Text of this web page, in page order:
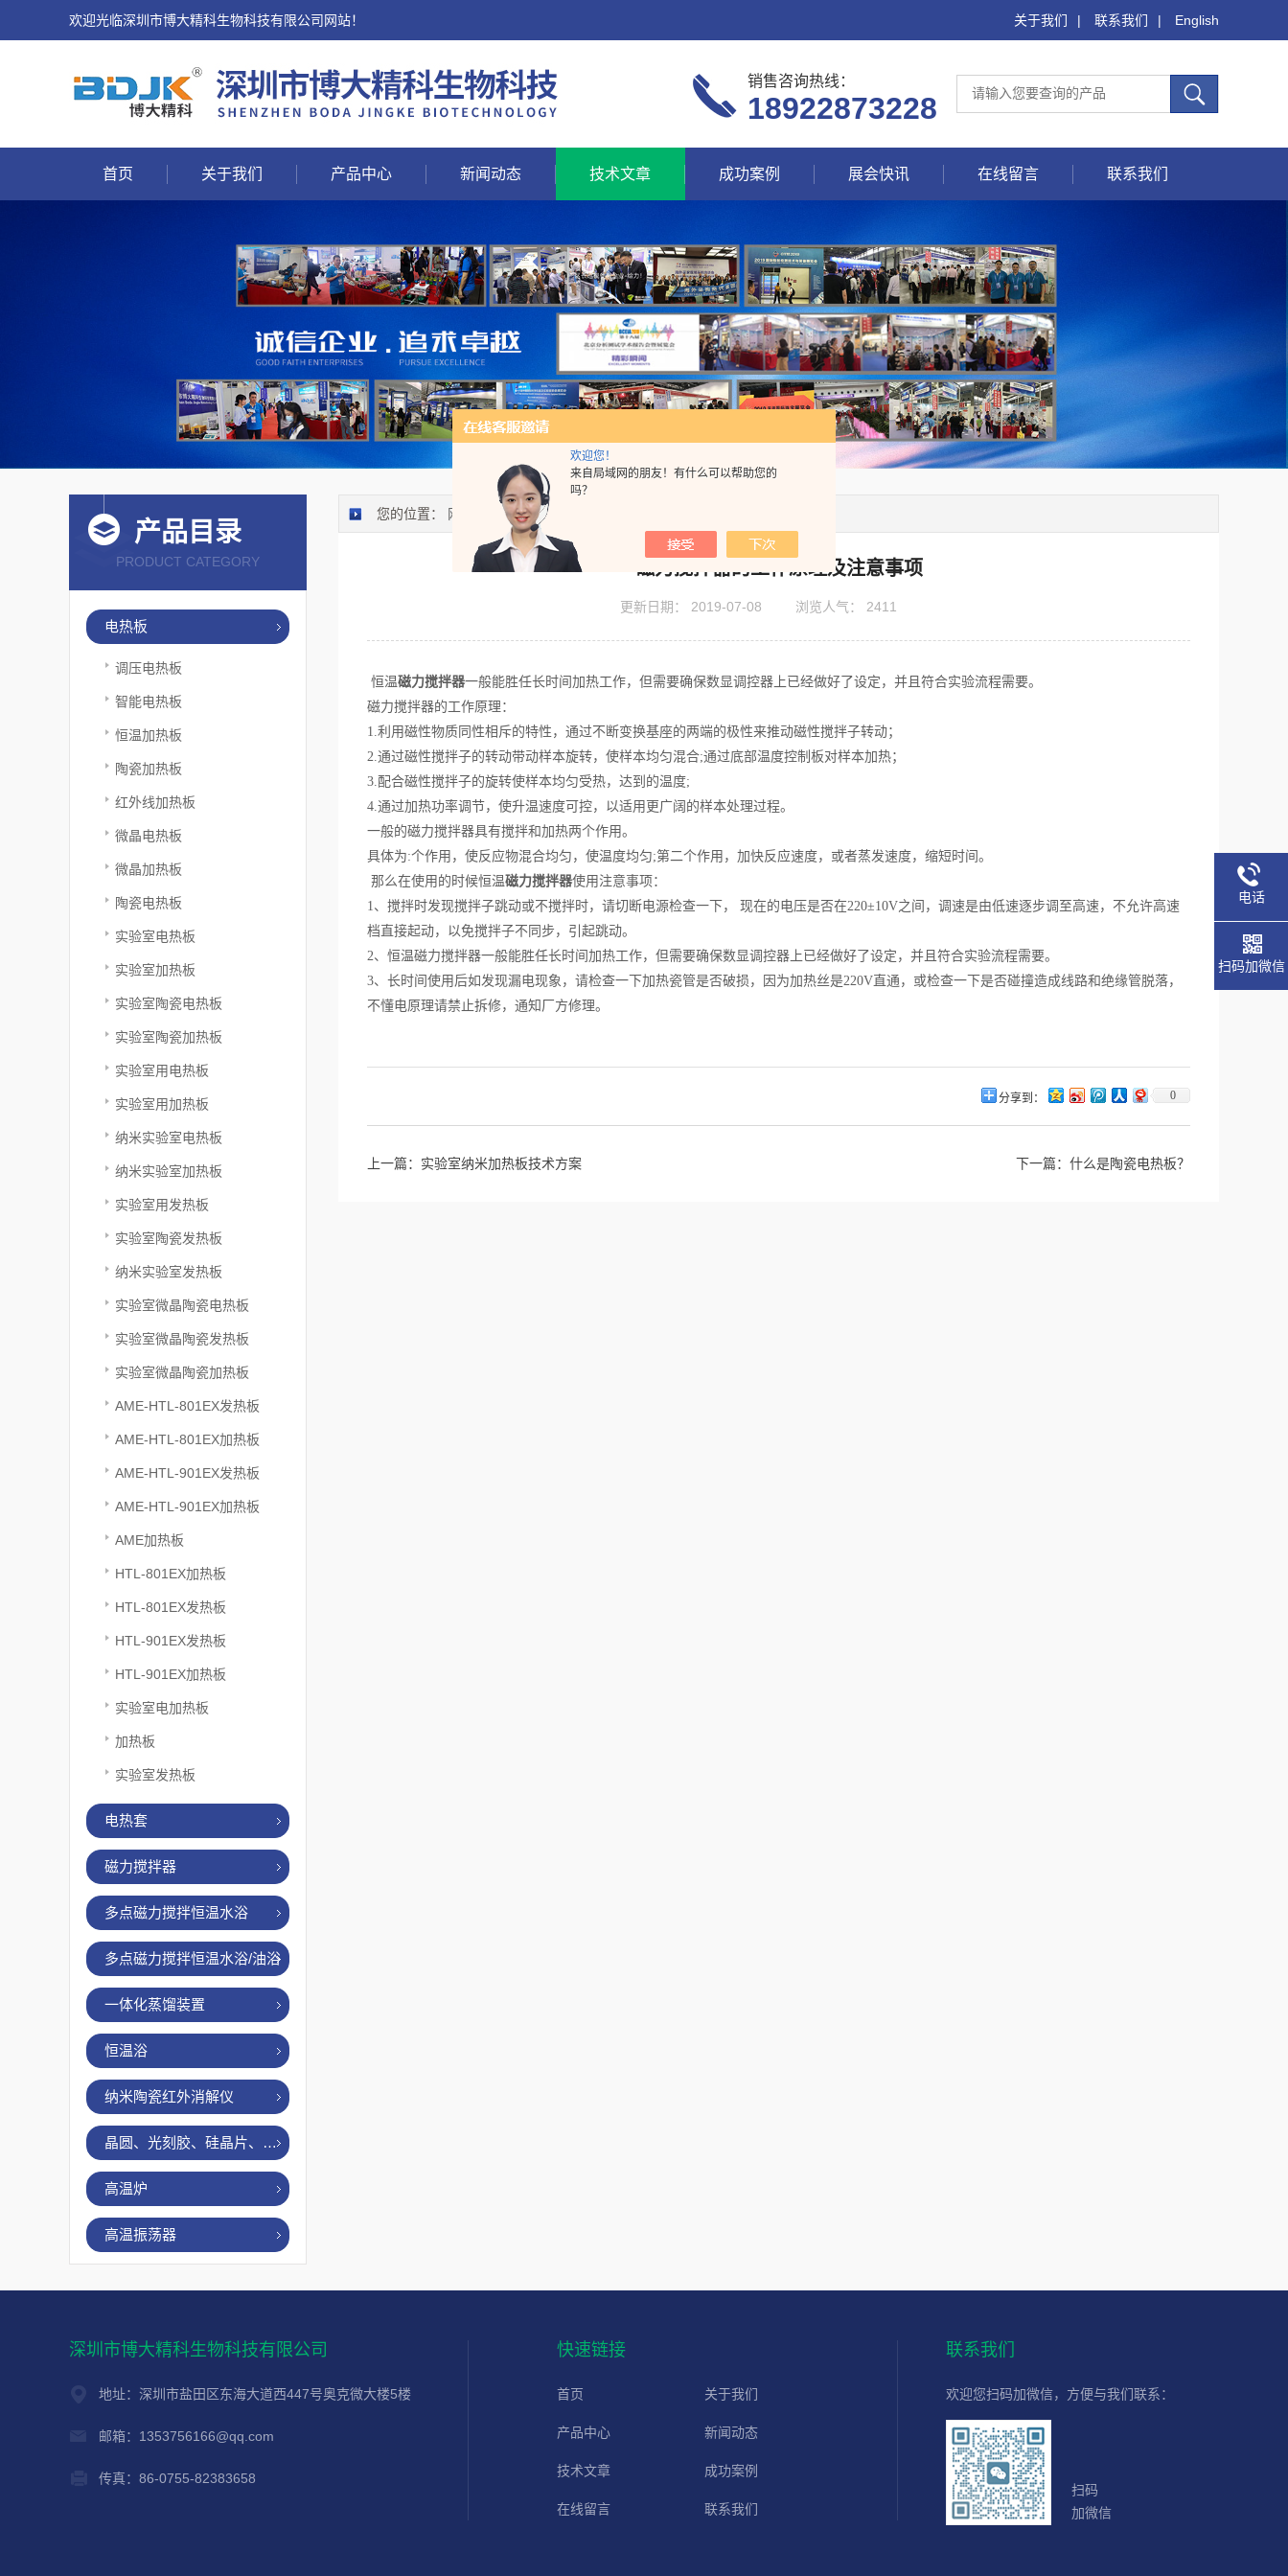
欢迎您！
来自局域网的朋友！有什么可以帮助您的
吗？
欢迎光临深圳市博大精科生物科技有限公司网站！ 关于我们 | 联系我们 | English
销售咨询热线：
18922873228
首页 关于我们 产品中心 新闻动态 技术文章 成功案例 展会快讯 在线留言 联系我们
产品目录
PRODUCT CATEGORY
电热板
调压电热板
智能电热板
恒温加热板
陶瓷加热板
红外线加热板
微晶电热板
微晶加热板
陶瓷电热板
实验室电热板
实验室加热板
实验室陶瓷电热板
实验室陶瓷加热板
实验室用电热板
实验室用加热板
纳米实验室电热板
纳米实验室加热板
实验室用发热板
实验室陶瓷发热板
纳米实验室发热板
实验室微晶陶瓷电热板
实验室微晶陶瓷发热板
实验室微晶陶瓷加热板
AME-HTL-801EX发热板
AME-HTL-801EX加热板
AME-HTL-901EX发热板
AME-HTL-901EX加热板
AME加热板
HTL-801EX加热板
HTL-801EX发热板
HTL-901EX发热板
HTL-901EX加热板
实验室电加热板
加热板
实验室发热板
电热套
磁力搅拌器
多点磁力搅拌恒温水浴
多点磁力搅拌恒温水浴/油浴
一体化蒸馏装置
恒温浴
纳米陶瓷红外消解仪
晶圆、光刻胶、硅晶片、烤胶机
高温炉
高温振荡器
您的位置： 网站首页 >技术文章
磁力搅拌器的工作原理及注意事项
更新日期： 2019-07-08 浏览人气： 2411
恒温磁力搅拌器一般能胜任长时间加热工作，但需要确保数显调控器上已经做好了设定，并且符合实验流程需要。
磁力搅拌器的工作原理：
1.利用磁性物质同性相斥的特性，通过不断变换基座的两端的极性来推动磁性搅拌子转动；
2.通过磁性搅拌子的转动带动样本旋转，使样本均匀混合;通过底部温度控制板对样本加热；
3.配合磁性搅拌子的旋转使样本均匀受热，达到的温度;
4.通过加热功率调节，使升温速度可控，以适用更广阔的样本处理过程。
一般的磁力搅拌器具有搅拌和加热两个作用。
具体为:个作用，使反应物混合均匀，使温度均匀;第二个作用，加快反应速度，或者蒸发速度，缩短时间。
那么在使用的时候恒温磁力搅拌器使用注意事项：
1、搅拌时发现搅拌子跳动或不搅拌时，请切断电源检查一下， 现在的电压是否在220±10V之间，调速是由低速逐步调至高速，不允许高速
档直接起动，以免搅拌子不同步，引起跳动。
2、恒温磁力搅拌器一般能胜任长时间加热工作，但需要确保数显调控器上已经做好了设定，并且符合实验流程需要。
3、长时间使用后如发现漏电现象，请检查一下加热瓷管是否破损，因为加热丝是220V直通，或检查一下是否碰撞造成线路和绝缘管脱落，
不懂电原理请禁止拆修，通知厂方修理。
分享到： 0
上一篇： 实验室纳米加热板技术方案 下一篇： 什么是陶瓷电热板？
深圳市博大精科生物科技有限公司
地址：深圳市盐田区东海大道西447号奥克微大楼5楼
邮箱：1353756166@qq.com
传真：86-0755-82383658
快速链接
首页 关于我们
产品中心 新闻动态
技术文章 成功案例
在线留言 联系我们
联系我们
欢迎您扫码加微信，方便与我们联系：
扫码
加微信
电话
扫码加微信